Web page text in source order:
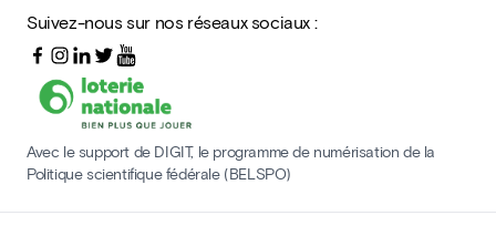
Suivez-nous sur nos réseaux sociaux :
Avec le support de DIGIT, le programme de numérisation de la
Politique scientifique fédérale (BELSPO)